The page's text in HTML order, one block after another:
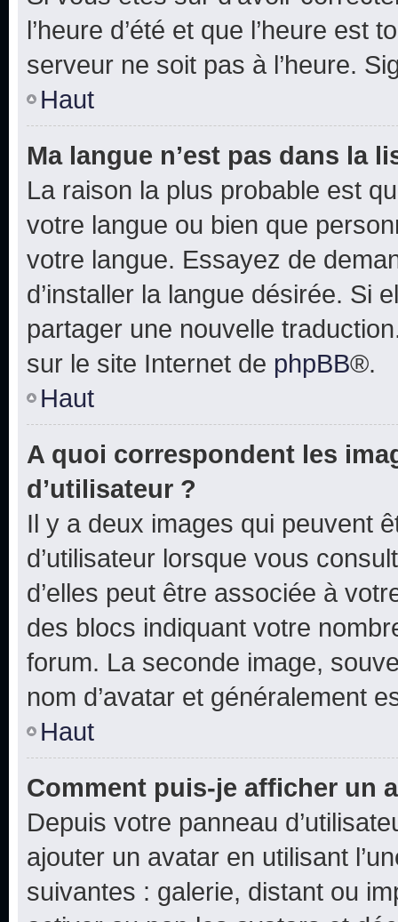
l’heure d’été et que l’heure est
serveur ne soit pas à l’heure.
Haut
Ma langue n’est pas dans la
La raison la plus probable est
votre langue ou bien que
votre langue. Essayez de
d’installer la langue désirée. Si
partager une nouvelle
sur le site Internet de phpBB®.
Haut
A quoi correspondent les
d’utilisateur ?
Il y a deux images qui peuvent
d’utilisateur lorsque vous
d’elles peut être associée à
des blocs indiquant votre
forum. La seconde image,
nom d’avatar et généralement
Haut
Comment puis-je afficher un
Depuis votre panneau
ajouter un avatar en utilisant
suivantes : galerie, distant ou